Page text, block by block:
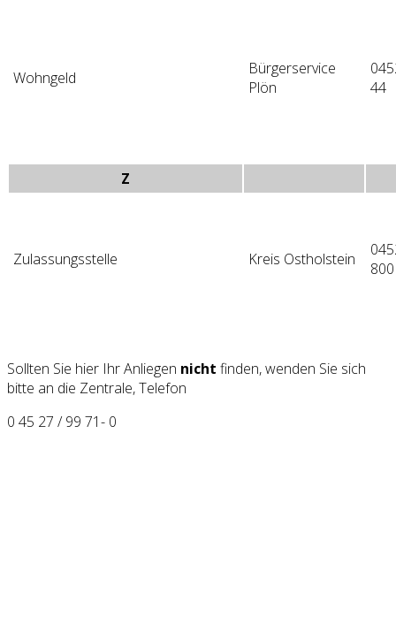
Wohngeld
Bürgerservice
Plön
44
Z
Zulassungsstelle Kreis Ostholstein
800
Sollten Sie hier Ihr Anliegen nicht finden, wenden Sie sich
bitte an die Zentrale, Telefon
0 45 27 / 99 71- 0